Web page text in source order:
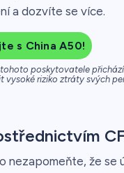
a dozvíte se více.
s China A50!
poskytovatele
riziko ztráty svých
nezapomeňte, že